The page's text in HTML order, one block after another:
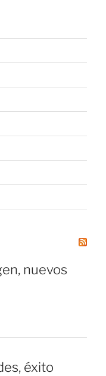
nuevos
éxito